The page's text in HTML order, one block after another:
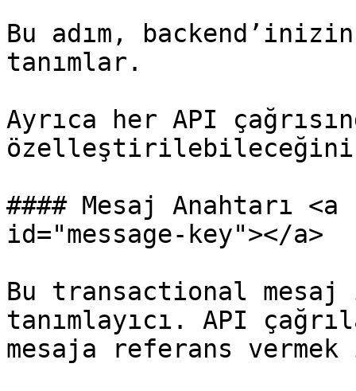
Bu adım,
tanımlar.
Ayrıca her API
özelleştirilebileceğini
#### Mesaj Anahtarı <a
id="message-key"></a>
Bu transactional
tanımlayıcı. API
mesaja referans